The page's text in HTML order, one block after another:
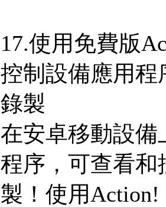
17.使用免費版
控制設備應用
錄製
在安卓移動設備
程序，可查看
製！使用